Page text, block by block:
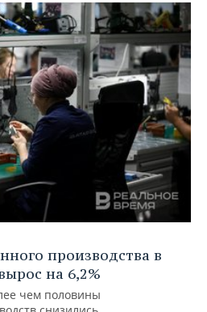
производства в
на 6,2%
чем половины